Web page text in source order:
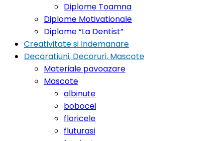
Diplome Toamna
Diplome Motivationale
Diplome “La Dentist”
Creativitate si Indemanare
Decoratiuni, Decoruri, Mascote
Materiale pavoazare
Mascote
albinute
bobocei
floricele
fluturasi